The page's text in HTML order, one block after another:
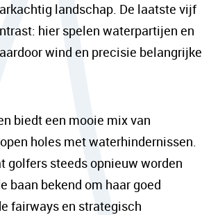
landschap. De laatste vijf
hier spelen waterpartijen en
wind en precisie belangrijke
biedt een mooie mix van
holes met waterhindernissen.
golfers steeds opnieuw worden
baan bekend om haar goed
fairways en strategisch